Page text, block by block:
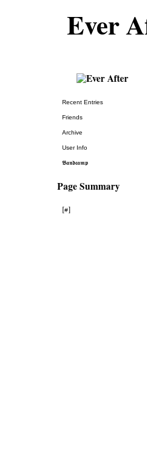
Ever
Recent Entries
Friends
Archive
User Info
𝕭𝖆𝖓𝖉𝖈𝖆𝖒𝖕
Page Summary
[#]